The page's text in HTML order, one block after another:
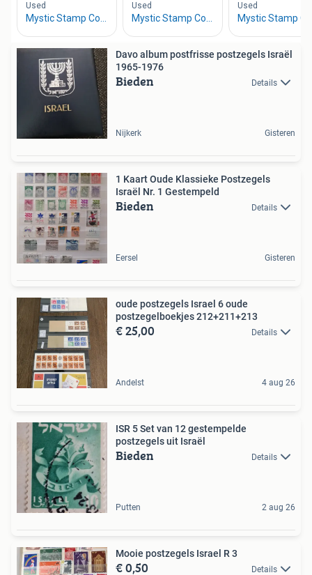
Davo album postfrisse postzegels Israël
1965-1976
Bieden Details
Nijkerk Gisteren
1 Kaart Oude Klassieke Postzegels
Israël Nr. 1 Gestempeld
Bieden Details
Eersel Gisteren
oude postzegels Israel 6 oude
postzegelboekjes 212+211+213
€ 25,00 Details
Andelst 4 aug 26
ISR 5 Set van 12 gestempelde
postzegels uit Israël
Bieden Details
Putten 2 aug 26
Mooie postzegels Israel R 3
€ 0,50 Details